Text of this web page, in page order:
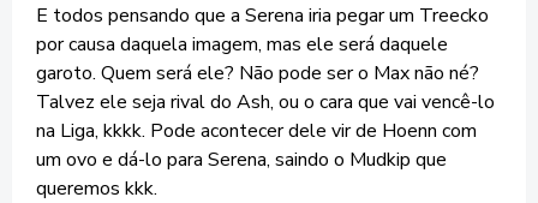
E todos pensando que a Serena iria pegar um Treecko
por causa daquela imagem, mas ele será daquele
garoto. Quem será ele? Não pode ser o Max não né?
Talvez ele seja rival do Ash, ou o cara que vai vencê-lo
na Liga, kkkk. Pode acontecer dele vir de Hoenn com
um ovo e dá-lo para Serena, saindo o Mudkip que
queremos kkk.